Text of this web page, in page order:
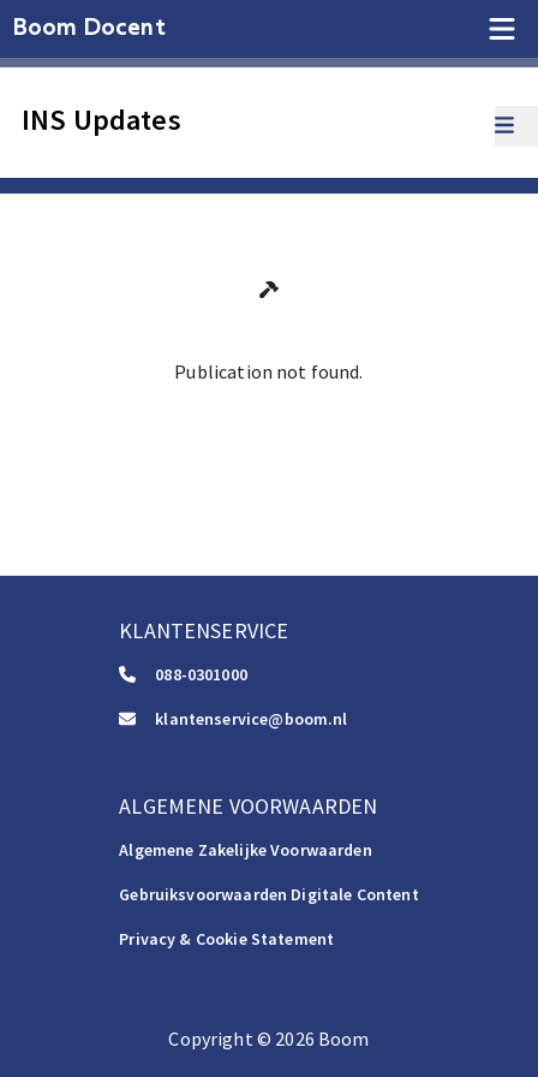
Boom Docent
INS Updates
Publication not found.
KLANTENSERVICE
088-0301000
klantenservice@boom.nl
ALGEMENE VOORWAARDEN
Algemene Zakelijke Voorwaarden
Gebruiksvoorwaarden Digitale Content
Privacy & Cookie Statement
Copyright©️ 2026 Boom